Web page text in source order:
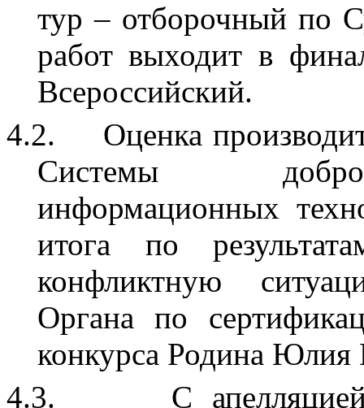
тур – отборочный по
работ выходит в
Всероссийский.
4.2.
Оценка
Системы
информационных
итога по
конфликтную
Органа по
конкурса Родина Юлия
4.3.
С